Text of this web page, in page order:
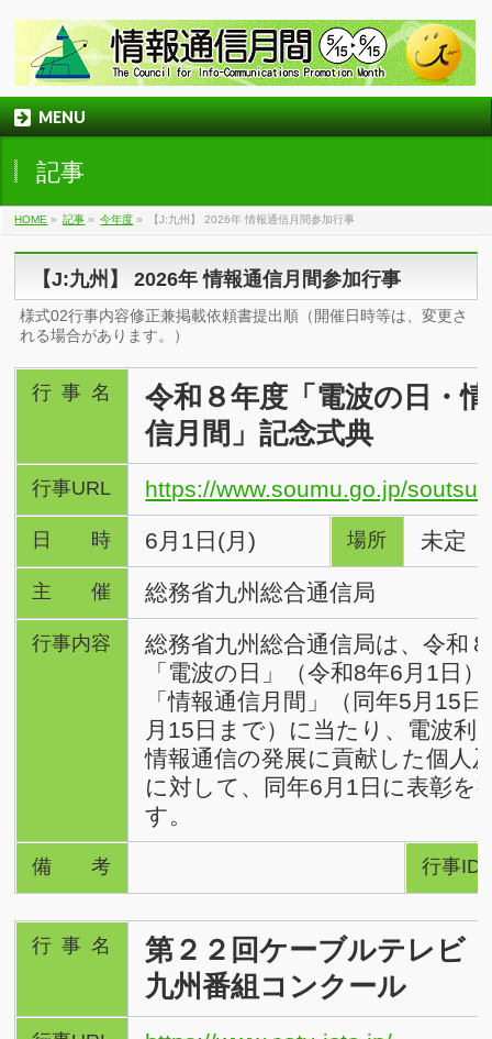
MENU
記事
HOME » 記事 » 今年度 » 【J:九州】 2026年 情報通信月間参加行事
【J:九州】 2026年 情報通信月間参加行事
様式02行事内容修正兼掲載依頼書提出順（開催日時等は、変更さ
れる場合があります。）
行事名
令和８年度「電波の日・
信月間」記念式典
行事URL https://www.soumu.go.jp/soutsu/
日時 6月1日(月) 場所 未定
主催 総務省九州総合通信局
行事内容
総務省九州総合通信局は、令和
「電波の日」（令和8年6月1日
「情報通信月間」（同年5月15
月15日まで）に当たり、電波利
情報通信の発展に貢献した個人
に対して、同年6月1日に表彰を
す。
備考 行事ID
行事名
第２２回ケーブルテレビ
九州番組コンクール